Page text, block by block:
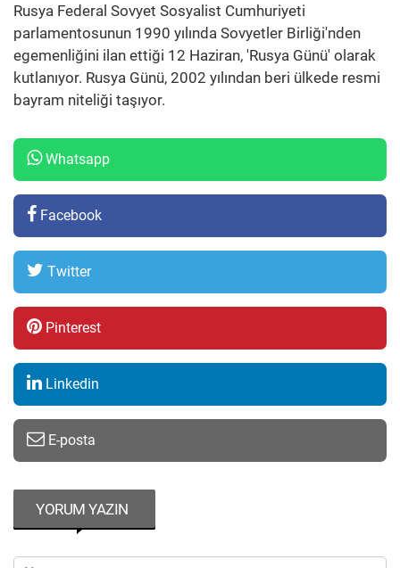
Rusya Federal Sovyet Sosyalist Cumhuriyeti
parlamentosunun 1990 yılında Sovyetler Birliği'nden
egemenliğini ilan ettiği 12 Haziran, 'Rusya Günü' olarak
kutlanıyor. Rusya Günü, 2002 yılından beri ülkede resmi
bayram niteliği taşıyor.
Whatsapp
Facebook
Twitter
Pinterest
Linkedin
E-posta
YORUM YAZIN